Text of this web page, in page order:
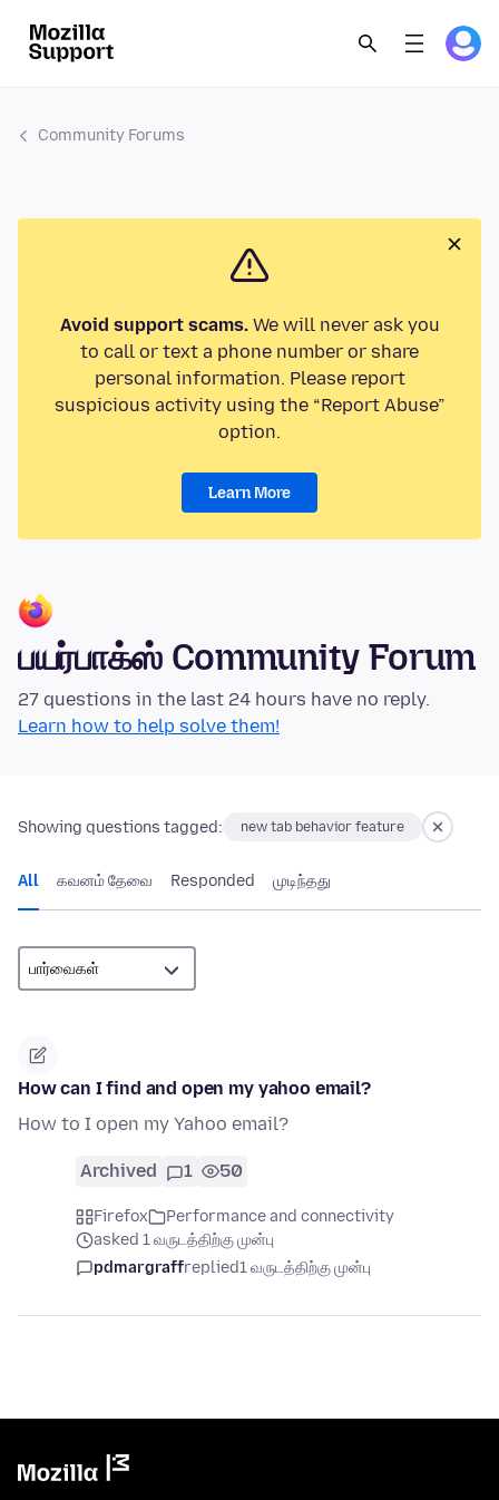
Community Forums
Avoid support scams.We will never ask you
to call or text a phone number or share
personal information. Please report
suspicious activity using the “Report Abuse”
option.
Learn More
பயர்பாக்ஸ் Community Forum
27 questions in the last 24 hours have no reply.
Learn how to help solve them!
Showing questions tagged: new tab behavior feature
All கவனம் தேவை Responded முடிந்தது
How can I find and open my yahoo email?
How to I open my Yahoo email?
Archived 1 50
Firefox
Performance and connectivity
asked 1 வருடத்திற்கு முன்பு
pdmargraffreplied1 வருடத்திற்கு முன்பு